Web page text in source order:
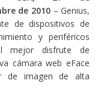
de 2010 – Genius,
de dispositivos de
y periféricos
mejor disfrute de
cámara web eFace
de imagen de alta